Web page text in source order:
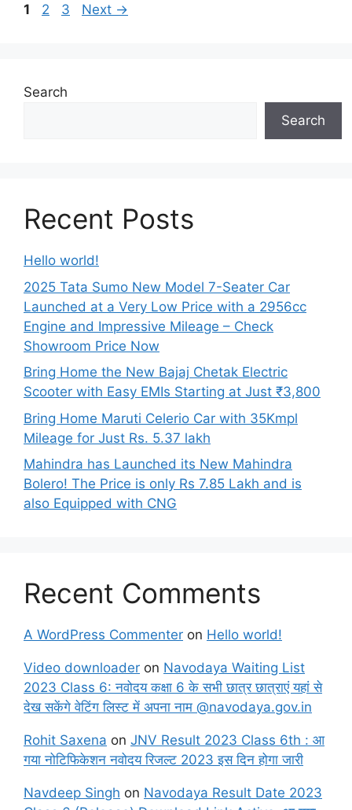
Page
1 Page
2 Page
3 Next →
Search
Search
Recent Posts
Hello world!
2025 Tata Sumo New Model 7-Seater Car
Launched at a Very Low Price with a 2956cc
Engine and Impressive Mileage – Check
Showroom Price Now
Bring Home the New Bajaj Chetak Electric
Scooter with Easy EMIs Starting at Just ₹3,800
Bring Home Maruti Celerio Car with 35Kmpl
Mileage for Just Rs. 5.37 lakh
Mahindra has Launched its New Mahindra
Bolero! The Price is only Rs 7.85 Lakh and is
also Equipped with CNG
Recent Comments
A WordPress Commenter on Hello world!
Video downloader on Navodaya Waiting List
2023 Class 6: नवोदय कक्षा 6 के सभी छात्र छात्राएं यहां से
देख सकेंगे वेटिंग लिस्ट में अपना नाम @navodaya.gov.in
Rohit Saxena on JNV Result 2023 Class 6th : आ
गया नोटिफिकेशन नवोदय रिजल्ट 2023 इस दिन होगा जारी
Navdeep Singh on Navodaya Result Date 2023